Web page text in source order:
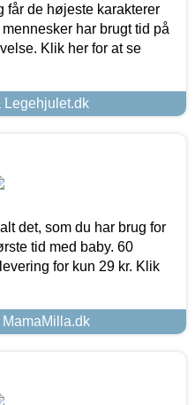
får de højeste karakterer
har brugt tid på
Klik her for at se
Legehjulet.dk
det, som du har brug for
tid med baby. 60
for kun 29 kr. Klik